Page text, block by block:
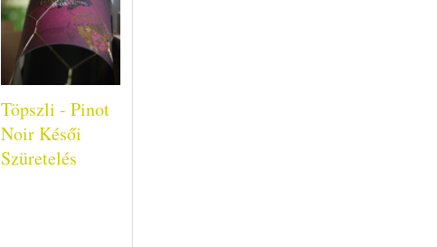
Töpszli - Pinot
Noir Késői
Szüretelés